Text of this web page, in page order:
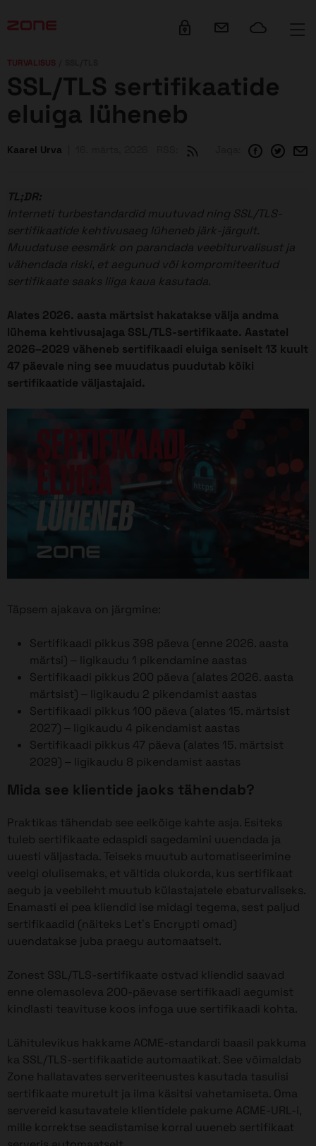
TURVALISUS
SSL/TLS sertifikaatide
eluiga lüheneb
Kaarel Urva
TL;DR:
Interneti turbestandardid muutuvad ning SSL/TLS-
sertifikaatide kehtivusaeg lüheneb järk-järgult.
Muudatuse eesmärk on parandada veebiturvalisust ja
vähendada riski, et aegunud või kompromiteeritud
sertifikaate saaks liiga kaua kasutada.
Alates 2026. aasta märtsist hakatakse välja andma
lühema kehtivusajaga SSL/TLS-sertifikaate. Aastatel
2026–2029 väheneb sertifikaadi eluiga seniselt 13 kuult
47 päevale ning see muudatus puudutab kõiki
sertifikaatide väljastajaid.
Täpsem ajakava on järgmine:
Sertifikaadi pikkus 398 päeva (enne 2026. aasta
märtsi) – ligikaudu 1 pikendamine aastas
Sertifikaadi pikkus 200 päeva (alates 2026. aasta
märtsist) – ligikaudu 2 pikendamist aastas
Sertifikaadi pikkus 100 päeva (alates 15. märtsist
2027) – ligikaudu 4 pikendamist aastas
Sertifikaadi pikkus 47 päeva (alates 15. märtsist
2029) – ligikaudu 8 pikendamist aastas
Mida see klientide jaoks tähendab?
Praktikas tähendab see eelkõige kahte asja. Esiteks
tuleb sertifikaate edaspidi sagedamini uuendada ja
uuesti väljastada. Teiseks muutub automatiseerimine
veelgi olulisemaks, et vältida olukorda, kus sertifikaat
aegub ja veebileht muutub külastajatele ebaturvaliseks.
Enamasti ei pea kliendid ise midagi tegema, sest paljud
sertifikaadid (näiteks Let’s Encrypti omad)
uuendatakse juba praegu automaatselt.
Zonest SSL/TLS-sertifikaate ostvad kliendid saavad
enne olemasoleva 200-päevase sertifikaadi aegumist
kindlasti teavituse koos infoga uue sertifikaadi kohta.
Lähitulevikus hakkame ACME-standardi baasil pakkuma
ka SSL/TLS-sertifikaatide automaatikat. See võimaldab
Zone hallatavates serveriteenustes kasutada tasulisi
sertifikaate muretult ja ilma käsitsi vahetamiseta. Oma
servereid kasutavatele klientidele pakume ACME-URL-i,
mille korrektse seadistamise korral uueneb sertifikaat